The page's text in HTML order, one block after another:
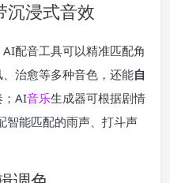
沉浸式音效
配音工具可以精准匹配角
治愈等多种音色，还能自
；AI音乐生成器可根据剧情
智能匹配的雨声、打斗声